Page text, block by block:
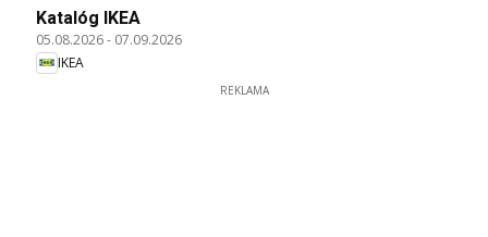
Katalóg IKEA
05.08.2026- 07.09.2026
IKEA
REKLAMA